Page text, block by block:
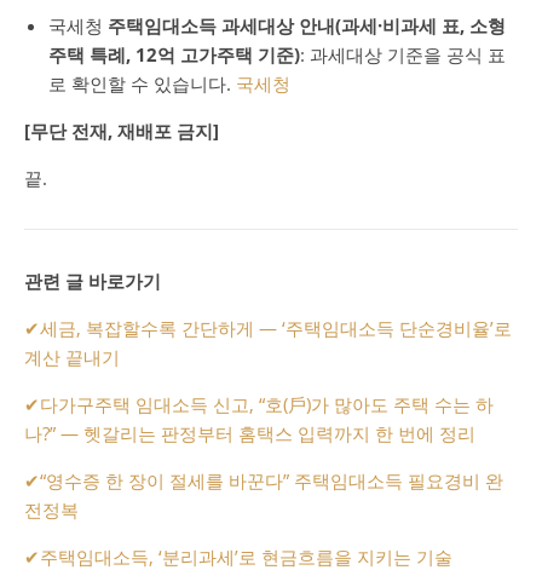
국세청 주택임대소득 과세대상 안내(과세·비과세 표, 소형
주택 특례, 12억 고가주택 기준): 과세대상 기준을 공식 표
로 확인할 수 있습니다. 국세청
[무단 전재, 재배포 금지]
끝.
관련 글 바로가기
✔세금, 복잡할수록 간단하게 — ‘주택임대소득 단순경비율’로
계산 끝내기
✔다가구주택 임대소득 신고, “호(戶)가 많아도 주택 수는 하
나?” — 헷갈리는 판정부터 홈택스 입력까지 한 번에 정리
✔“영수증 한 장이 절세를 바꾼다” 주택임대소득 필요경비 완
전정복
✔주택임대소득, ‘분리과세’로 현금흐름을 지키는 기술